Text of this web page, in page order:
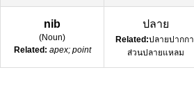
nib
(Noun)
Related: apex; point
ปลาย
Related:ปลายปากกา,
ส่วนปลายแหลม